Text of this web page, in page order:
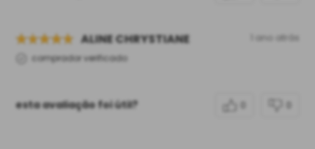
ALINE CHRYSTIANE 1 ano atrás
comprador verificado
esta avaliação foi útil?